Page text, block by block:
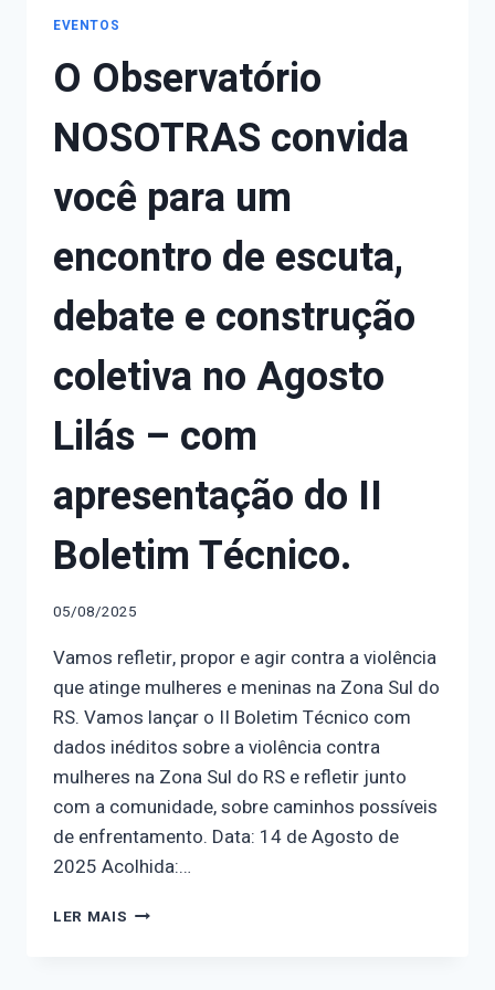
EVENTOS
O Observatório
NOSOTRAS convida
você para um
encontro de escuta,
debate e construção
coletiva no Agosto
Lilás – com
apresentação do II
Boletim Técnico.
05/08/2025
Vamos refletir, propor e agir contra a violência
que atinge mulheres e meninas na Zona Sul do
RS. Vamos lançar o II Boletim Técnico com
dados inéditos sobre a violência contra
mulheres na Zona Sul do RS e refletir junto
com a comunidade, sobre caminhos possíveis
de enfrentamento. Data: 14 de Agosto de
2025 Acolhida:…
LER MAIS O